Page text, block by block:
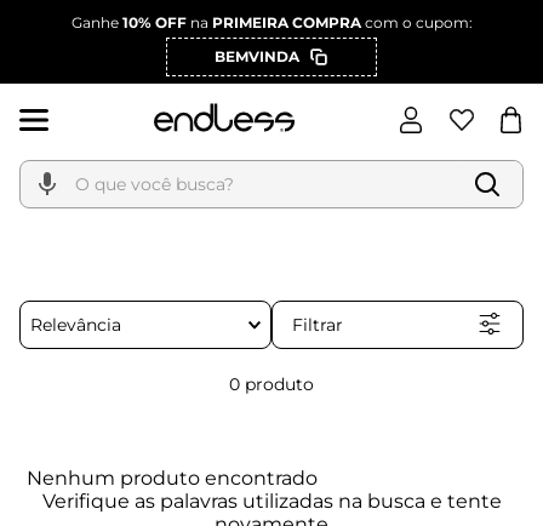
Ganhe 10% OFFna PRIMEIRA COMPRAcom o cupom:
BEMVINDA
O que você busca?
Relevância Filtrar
0 produto
Nenhum produto encontrado